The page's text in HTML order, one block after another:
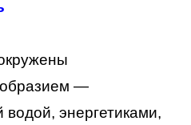
—
энергетиками,